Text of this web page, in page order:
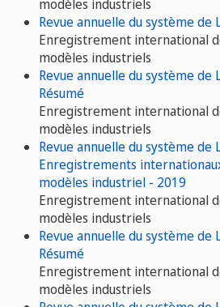
modèles industriels
Revue annuelle du système de
Enregistrement international
modèles industriels
Revue annuelle du système de
Résumé
Enregistrement international
modèles industriels
Revue annuelle du système de
Enregistrements
modèles industriel - 2019
Enregistrement international
modèles industriels
Revue annuelle du système de
Résumé
Enregistrement international
modèles industriels